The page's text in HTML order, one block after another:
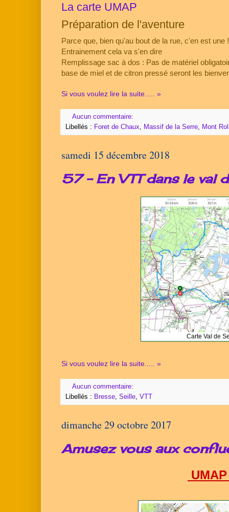
La carte UMAP
Préparation de l'aventure
Parce que, bien qu'au bout de la rue, c'en est une
Entrainement cela va s'en dire
Remplissage sac à dos : Pas de matériel
base de miel et de citron pressé seront les
Si vous voulez lire la suite..... »
Aucun commentaire:
Libellés : Foret de Chaux, Massif de la Serre, Mont
samedi 15 décembre 2018
57 - En VTT dans le val
Carte Val de
Si vous voulez lire la suite..... »
Aucun commentaire:
Libellés : Bresse Seille VTT
dimanche 29 octobre 2017
Amusez vous aux